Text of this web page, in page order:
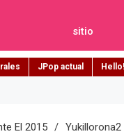
sitio
JPop actual
El 2015 Yukillorona2